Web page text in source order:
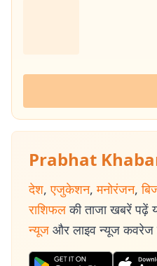
Prabhat
देश, एजुकेशन, मनोरंजन,
राशिफल की ताजा खबरें पढ़ें
न्यूज और लाइव न्यूज कवरेज